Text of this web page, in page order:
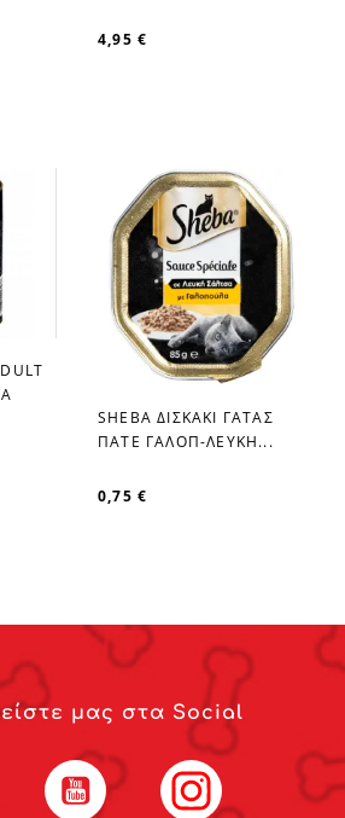
4,95 €
favorite_border
SHEBA ΔΙΣΚΑΚΙ ΓΑΤΑΣ
ΠΑΤΕ ΓΑΛΟΠ-ΛΕΥΚΗ...
0,75 €
μας στα Social
Facebook YouTube Instagram